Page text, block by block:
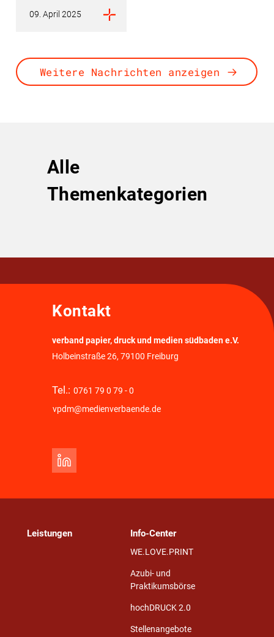
09. April 2025
Weitere Nachrichten anzeigen
Alle
Themenkategorien
Kontakt
verband papier, druck und medien südbaden e.V.
Holbeinstraße 26, 79100 Freiburg
Tel.: 0761 79 0 79 - 0
vpdm@medienverbaende.de
Leistungen Info-Center
WE.LOVE.PRINT
Azubi- und
Praktikumsbörse
hochDRUCK 2.0
Stellenangebote